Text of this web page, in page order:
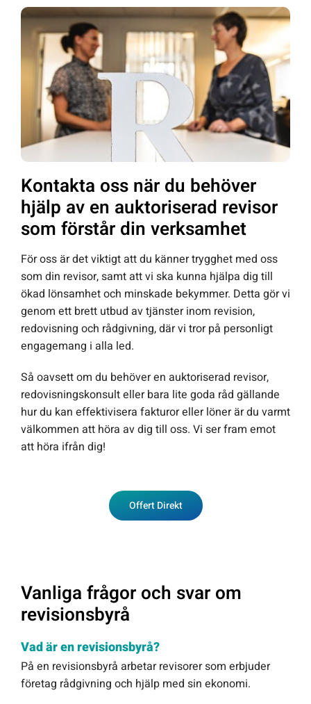
Kontakta oss när du behöver
hjälp av en auktoriserad revisor
som förstår din verksamhet
För oss är det viktigt att du känner trygghet med oss
som din revisor, samt att vi ska kunna hjälpa dig till
ökad lönsamhet och minskade bekymmer. Detta gör vi
genom ett brett utbud av tjänster inom revision,
redovisning och rådgivning, där vi tror på personligt
engagemang i alla led.
Så oavsett om du behöver en auktoriserad revisor,
redovisningskonsult eller bara lite goda råd gällande
hur du kan effektivisera fakturor eller löner är du varmt
välkommen att höra av dig till oss. Vi ser fram emot
att höra ifrån dig!
Offert Direkt
Vanliga frågor och svar om
revisionsbyrå
Vad är en revisionsbyrå?
På en revisionsbyrå arbetar revisorer som erbjuder
företag rådgivning och hjälp med sin ekonomi.